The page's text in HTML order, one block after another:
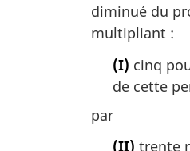
diminué du
multipliant :
(I) cinq
de cette
par
(II) trente